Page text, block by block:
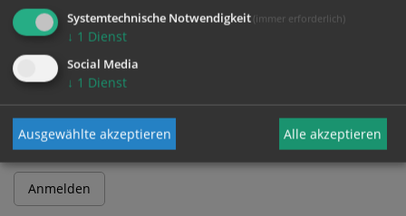
Benutzername
Passwort
Systemtechnische Notwendigkeit (immer erforderlich)
↓ 1 Dienst
Social Media
↓ 1 Dienst
Ausgewählte akzeptieren Alle akzeptieren